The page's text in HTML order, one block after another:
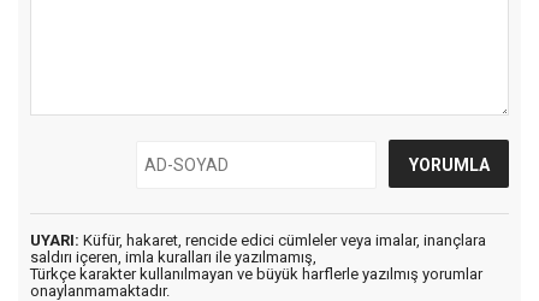
UYARI: Küfür, hakaret, rencide edici cümleler veya imalar, inançlara
saldırı içeren, imla kuralları ile yazılmamış,
Türkçe karakter kullanılmayan ve büyük harflerle yazılmış yorumlar
onaylanmamaktadır.